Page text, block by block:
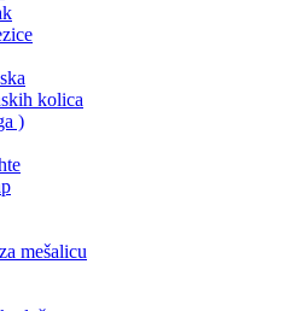
kolica
)
mešalicu